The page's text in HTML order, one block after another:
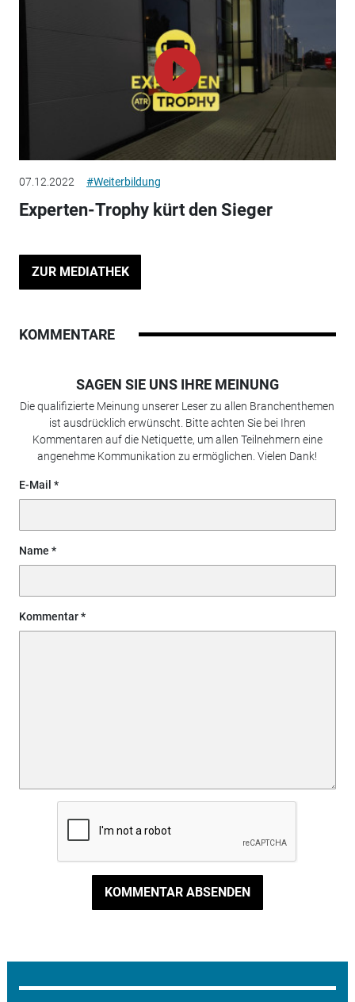
07.12.2022 #Weiterbildung
Experten-Trophy kürt den Sieger
ZUR MEDIATHEK
KOMMENTARE
SAGEN SIE UNS IHRE MEINUNG
Die qualifizierte Meinung unserer Leser zu allen Branchenthemen
ist ausdrücklich erwünscht. Bitte achten Sie bei Ihren
Kommentaren auf die Netiquette, um allen Teilnehmern eine
angenehme Kommunikation zu ermöglichen. Vielen Dank!
E-Mail
Name
Kommentar
KOMMENTAR ABSENDEN